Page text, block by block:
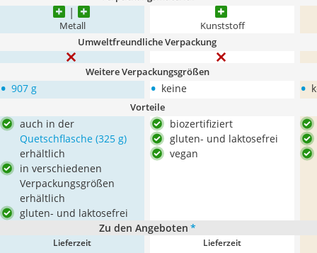
Metall Kunststoff
Umweltfreundliche Verpackung
Weitere Verpackungsgrößen
• 907 g • keine •
Vorteile
auch in der
Quetschflasche (325 g)
erhältlich
in verschiedenen
Verpackungsgrößen
erhältlich
gluten- und laktosefrei
biozertifiziert
gluten- und laktosefrei
vegan
Zu den Angeboten *
Lieferzeit Lieferzeit